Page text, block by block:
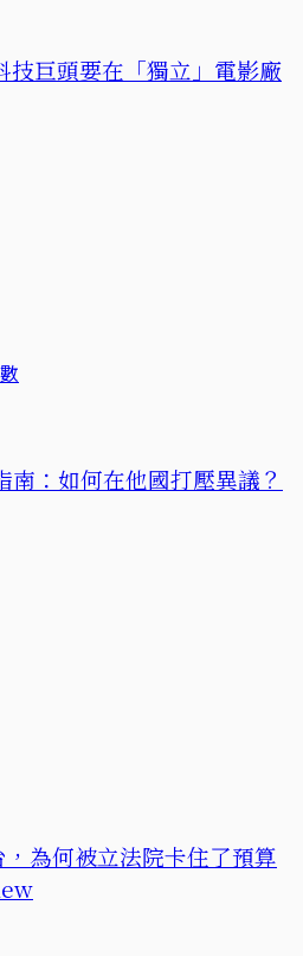
巨頭要在「獨立」電影廠
南：如何在他國打壓異議？
為何被立法院卡住了預算